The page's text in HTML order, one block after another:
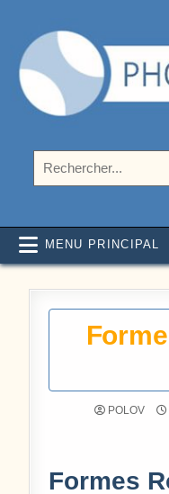
Photoshoplus
MENU PRINCIPAL
POLOV
Formes